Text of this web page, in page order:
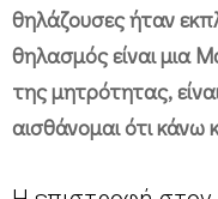
θηλάζουσες ήταν
θηλασμός είναι μια
της μητρότητας,
αισθάνομαι ότι